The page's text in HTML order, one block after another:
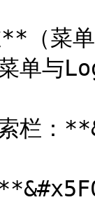
（菜
单与
栏：